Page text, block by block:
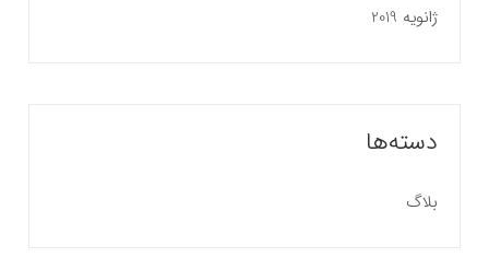
ژانویه 2019
دسته‌ها
بلاگ